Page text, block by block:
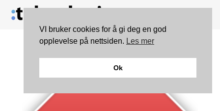
VI bruker cookies for å gi deg en god
opplevelse på nettsiden. Les mer
Ok